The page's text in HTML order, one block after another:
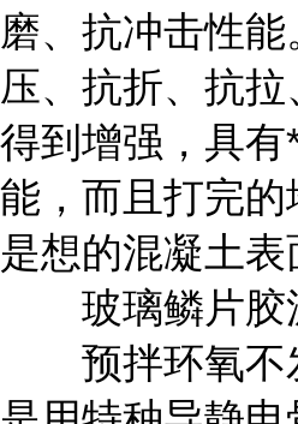
磨、抗冲击性
压、抗折、抗
得到增强，具有
能，而且打完的
是想的混凝土表
玻璃鳞片胶
预拌环氧不